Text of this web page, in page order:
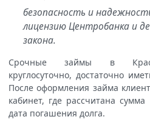
безопасность и
лицензию Центробанка и
закона.
Срочные займы в
круглосуточно, достаточно
После оформления займа
кабинет, где рассчитана
дата погашения долга.